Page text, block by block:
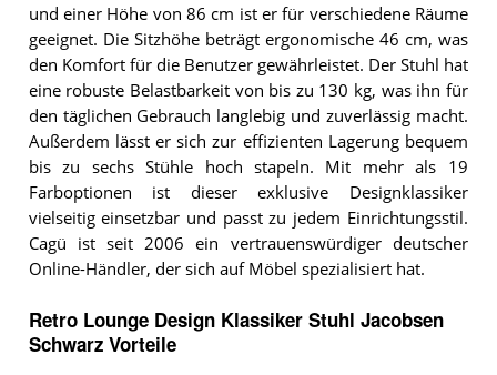
und einer Höhe von 86 cm ist er für verschiedene Räume
geeignet. Die Sitzhöhe beträgt ergonomische 46 cm, was
den Komfort für die Benutzer gewährleistet. Der Stuhl hat
eine robuste Belastbarkeit von bis zu 130 kg, was ihn für
den täglichen Gebrauch langlebig und zuverlässig macht.
Außerdem lässt er sich zur effizienten Lagerung bequem
bis zu sechs Stühle hoch stapeln. Mit mehr als 19
Farboptionen ist dieser exklusive Designklassiker
vielseitig einsetzbar und passt zu jedem Einrichtungsstil.
Cagü ist seit 2006 ein vertrauenswürdiger deutscher
Online-Händler, der sich auf Möbel spezialisiert hat.
Retro Lounge Design Klassiker Stuhl Jacobsen
Schwarz Vorteile